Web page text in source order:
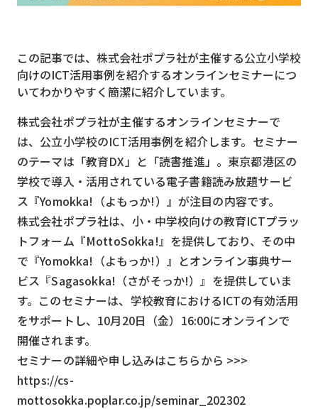
クラウド
VPN
スマート〇〇
スマート農業
ドローン
ロボット
スマート物流
IoT
DX
ニュース
デジタルサイネージ
カメラ
Wi-Fi
SaaS
この記事では、株式会社ポプラ社が主催する公立小学校
向けのICT活用事例を紹介するオンラインセミナーにつ
いてわかりやすく簡潔に紹介しています。
株式会社ポプラ社が主催するオンラインセミナーで
は、公立小学校のICT活用事例を紹介します。セミナー
のテーマは「教育DX」と「読書推進」。東京都港区の
学校で導入・活用されている電子書籍読み放題サービ
ス『Yomokka!（よもっか!）』が注目の内容です。
株式会社ポプラ社は、小・中学校向けの教育ICTプラッ
トフォーム『MottoSokka!』を提供しており、その中
で『Yomokka!（よもっか!）』とオンライン事典サー
ビス『Sagasokka!（さがそっか!）』を提供していま
す。このセミナーは、学校教育におけるICTの有効活用
をサポートし、10月20日（金）16:00にオンラインで
開催されます。
セミナーの詳細や申し込みはこちらから >>>
https://cs-
mottosokka.poplar.co.jp/seminar_202302